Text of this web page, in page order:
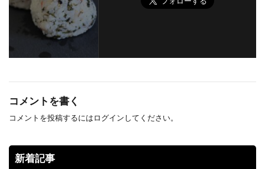
コメントを書く
コメントを投稿するにはログインしてください。
新着記事